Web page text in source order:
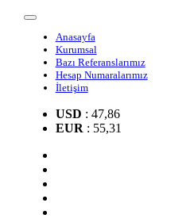
Anasayfa
Kurumsal
Bazı Referanslarımız
Hesap Numaralarımız
İletişim
USD : 47,86
EUR : 55,31